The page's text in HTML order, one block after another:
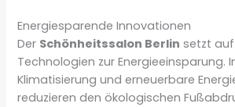
Energiesparende Innovationen
Der Schönheitssalon Berlin setzt
Technologien zur Energieeinsparung.
Klimatisierung und erneuerbare
reduzieren den ökologischen